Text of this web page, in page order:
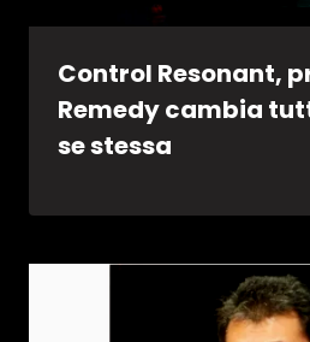
Control Resonant,
Remedy cambia
se stessa